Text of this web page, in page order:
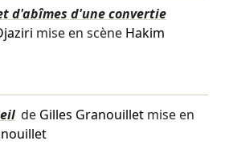
d'abîmes d'une convertie
mise en scène Hakim
de Gilles Granouilletmise en